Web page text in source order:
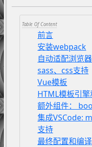
前言
安装webpack
自动适配浏览
sass、css支持
Vue模板
HTML模板引
额外组件：
集成VSCode:
支持
最终配置和编